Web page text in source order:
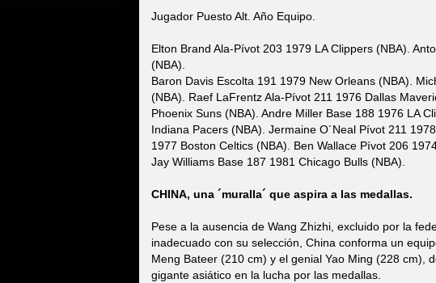
Jugador Puesto Alt. Año Equipo.
Elton Brand Ala-Pívot 203 1979 LA Clippers (NBA).
(NBA).
Baron Davis Escolta 191 1979 New Orleans (NBA).
(NBA). Raef LaFrentz Ala-Pívot 211 1976 Dallas
Phoenix Suns (NBA). Andre Miller Base 188 1976 LA
Indiana Pacers (NBA). Jermaine O´Neal Pívot 211
1977 Boston Celtics (NBA). Ben Wallace Pívot 206
Jay Williams Base 187 1981 Chicago Bulls (NBA).
CHINA, una ´muralla´ que aspira a las medallas.
Pese a la ausencia de Wang Zhizhi, excluido por la
inadecuado con su selección, China conforma un
Meng Bateer (210 cm) y el genial Yao Ming (228 cm),
gigante asiático en la lucha por las medallas.